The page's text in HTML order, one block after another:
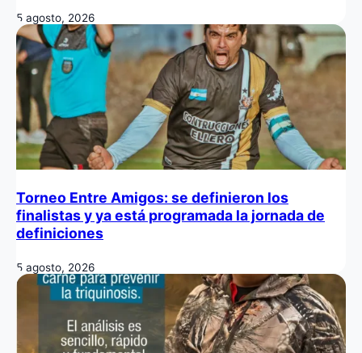
5 agosto, 2026
Torneo Entre Amigos: se definieron los
finalistas y ya está programada la jornada de
definiciones
5 agosto, 2026